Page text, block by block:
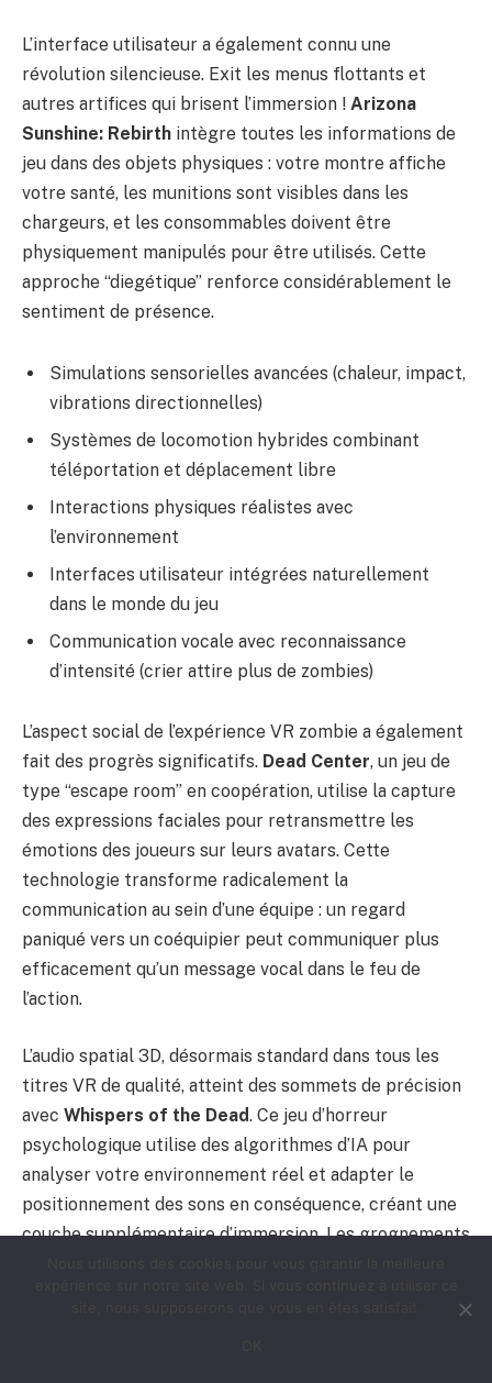
L’interface utilisateur a également connu une
révolution silencieuse. Exit les menus flottants et
autres artifices qui brisent l’immersion ! Arizona
Sunshine: Rebirth intègre toutes les informations de
jeu dans des objets physiques : votre montre affiche
votre santé, les munitions sont visibles dans les
chargeurs, et les consommables doivent être
physiquement manipulés pour être utilisés. Cette
approche “diegétique” renforce considérablement le
sentiment de présence.
Simulations sensorielles avancées (chaleur, impact,
vibrations directionnelles)
Systèmes de locomotion hybrides combinant
téléportation et déplacement libre
Interactions physiques réalistes avec
l’environnement
Interfaces utilisateur intégrées naturellement
dans le monde du jeu
Communication vocale avec reconnaissance
d’intensité (crier attire plus de zombies)
L’aspect social de l’expérience VR zombie a également
fait des progrès significatifs. Dead Center, un jeu de
type “escape room” en coopération, utilise la capture
des expressions faciales pour retransmettre les
émotions des joueurs sur leurs avatars. Cette
technologie transforme radicalement la
communication au sein d’une équipe : un regard
paniqué vers un coéquipier peut communiquer plus
efficacement qu’un message vocal dans le feu de
l’action.
L’audio spatial 3D, désormais standard dans tous les
titres VR de qualité, atteint des sommets de précision
avec Whispers of the Dead. Ce jeu d’horreur
psychologique utilise des algorithmes d’IA pour
analyser votre environnement réel et adapter le
positionnement des sons en conséquence, créant une
couche supplémentaire d’immersion. Les grognements